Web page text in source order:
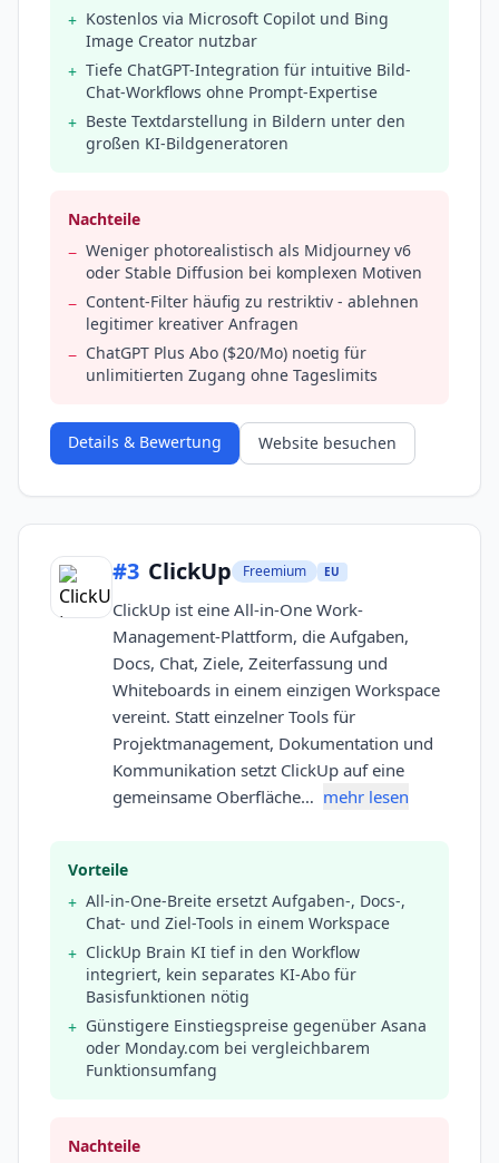
+ Kostenlos via Microsoft Copilot und Bing
Image Creator nutzbar
+ Tiefe ChatGPT-Integration für intuitive Bild-
Chat-Workflows ohne Prompt-Expertise
+ Beste Textdarstellung in Bildern unter den
großen KI-Bildgeneratoren
Nachteile
− Weniger photorealistisch als Midjourney v6
oder Stable Diffusion bei komplexen Motiven
− Content-Filter häufig zu restriktiv - ablehnen
legitimer kreativer Anfragen
− ChatGPT Plus Abo ($20/Mo) noetig für
unlimitierten Zugang ohne Tageslimits
Details & Bewertung Website besuchen
#3 ClickUp Freemium EU
ClickUp ist eine All-in-One Work-
Management-Plattform, die Aufgaben,
Docs, Chat, Ziele, Zeiterfassung und
Whiteboards in einem einzigen Workspace
vereint. Statt einzelner Tools für
Projektmanagement, Dokumentation und
Kommunikation setzt ClickUp auf eine
gemeinsame Oberfläche… mehr lesen
Vorteile
+ All-in-One-Breite ersetzt Aufgaben-, Docs-,
Chat- und Ziel-Tools in einem Workspace
+ ClickUp Brain KI tief in den Workflow
integriert, kein separates KI-Abo für
Basisfunktionen nötig
+ Günstigere Einstiegspreise gegenüber Asana
oder Monday.com bei vergleichbarem
Funktionsumfang
Nachteile